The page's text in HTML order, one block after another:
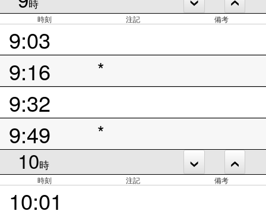
時
時刻 注記 備考
9:03
9:16
*
9:32
9:49
*
10時
時刻 注記 備考
10:01